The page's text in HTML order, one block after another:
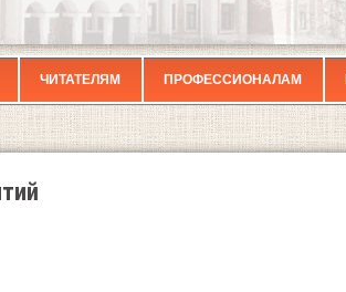
ЧИТАТЕЛЯМ ПРОФЕССИОНАЛАМ